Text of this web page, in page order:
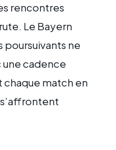
rencontres
Le Bayern
poursuivants ne
une cadence
match en